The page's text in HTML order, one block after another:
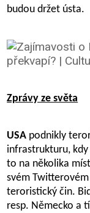
budou držet ústa.
Zprávy ze světa
USA podnikly
infrastrukturu,
to na několika
svém
teroristický čin.
resp. Německo a